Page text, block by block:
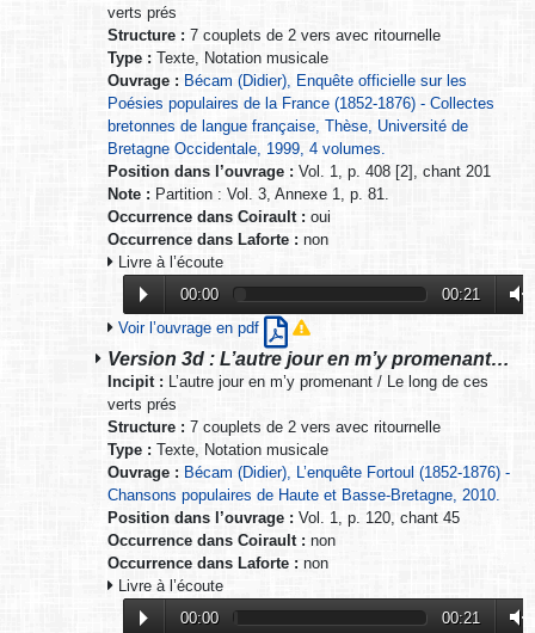
verts prés
Structure : 7 couplets de 2 vers avec ritournelle
Type : Texte, Notation musicale
Ouvrage : Bécam (Didier), Enquête officielle sur les
Poésies populaires de la France (1852-1876) - Collectes
bretonnes de langue française, Thèse, Université de
Bretagne Occidentale, 1999, 4 volumes.
Position dans l’ouvrage : Vol. 1, p. 408 [2], chant 201
Note : Partition : Vol. 3, Annexe 1, p. 81.
Occurrence dans Coirault : oui
Occurrence dans Laforte : non
Livre à l’écoute
00:00
00:21
Voir l’ouvrage en pdf
Version 3d : L’autre jour en m’y promenant…
Incipit : L’autre jour en m’y promenant / Le long de ces
verts prés
Structure : 7 couplets de 2 vers avec ritournelle
Type : Texte, Notation musicale
Ouvrage : Bécam (Didier), L’enquête Fortoul (1852-1876) -
Chansons populaires de Haute et Basse-Bretagne, 2010.
Position dans l’ouvrage : Vol. 1, p. 120, chant 45
Occurrence dans Coirault : non
Occurrence dans Laforte : non
Livre à l’écoute
00:00
00:21